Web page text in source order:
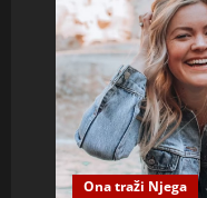
Ona traži Njega